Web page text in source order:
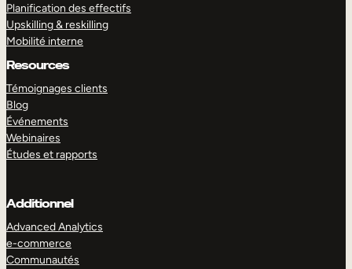
Planification des effectifs
Upskilling & reskilling
Mobilité interne
Resources
Témoignages clients
Blog
Événements
Webinaires
Études et rapports
Additionnel
Advanced Analytics
e-commerce
Communautés